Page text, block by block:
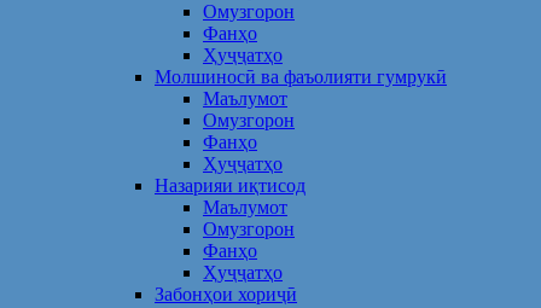
Омузгорон
Фанҳо
Ҳуҷҷатҳо
Молшиносӣ ва фаъолияти гумрукӣ
Маълумот
Омузгорон
Фанҳо
Ҳуҷҷатҳо
Назарияи иқтисод
Маълумот
Омузгорон
Фанҳо
Ҳуҷҷатҳо
Забонҳои хориҷӣ